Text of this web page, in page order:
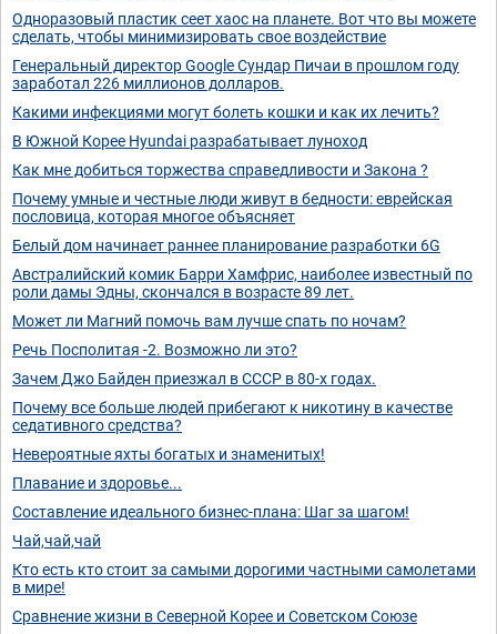
Одноразовый пластик сеет хаос на планете. Вот что вы можете
сделать, чтобы минимизировать свое воздействие
Генеральный директор Google Сундар Пичаи в прошлом году
заработал 226 миллионов долларов.
Какими инфекциями могут болеть кошки и как их лечить?
В Южной Корее Hyundai разрабатывает луноход
Как мне добиться торжества справедливости и Закона ?
Почему умные и честные люди живут в бедности: еврейская
пословица, которая многое объясняет
Белый дом начинает раннее планирование разработки 6G
Австралийский комик Барри Хамфрис, наиболее известный по
роли дамы Эдны, скончался в возрасте 89 лет.
Может ли Магний помочь вам лучше спать по ночам?
Речь Посполитая -2. Возможно ли это?
Зачем Джо Байден приезжал в СССР в 80-х годах.
Почему все больше людей прибегают к никотину в качестве
седативного средства?
Невероятные яхты богатых и знаменитых!
Плавание и здоровье...
Составление идеального бизнес-плана: Шаг за шагом!
Чай,чай,чай
Кто есть кто стоит за самыми дорогими частными самолетами
в мире!
Сравнение жизни в Северной Корее и Советском Союзе